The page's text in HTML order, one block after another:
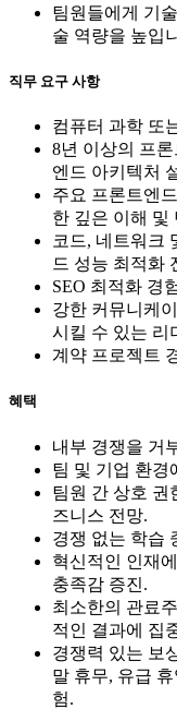
팀원들에게 기
술 역량을 높입
직무 요구 사항
컴퓨터 과학 또
8년 이상의 프
엔드 아키텍처
주요 프론트엔
한 깊은 이해 및
코드, 네트워크
드 성능 최적화
SEO 최적화 경
강한 커뮤니케
시킬 수 있는 리
계약 프로젝트
혜택
내부 경쟁을 거
팀 및 기업 환경
팀원 간 상호 권
즈니스 전망.
경쟁 없는 학습
혁신적인 인재
충족감 증진.
최소한의 관료
적인 결과에 집
경쟁력 있는 보
말 휴무, 유급
험.